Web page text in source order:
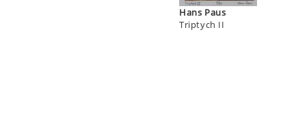
Hans Paus
Triptych II